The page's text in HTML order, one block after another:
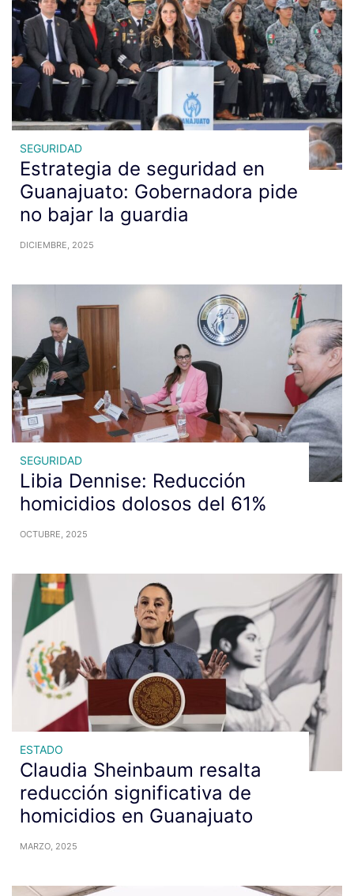
SEGURIDAD
Estrategia de seguridad en
Guanajuato: Gobernadora pide
no bajar la guardia
DICIEMBRE, 2025
SEGURIDAD
Libia Dennise: Reducción
homicidios dolosos del 61%
OCTUBRE, 2025
ESTADO
Claudia Sheinbaum resalta
reducción significativa de
homicidios en Guanajuato
MARZO, 2025